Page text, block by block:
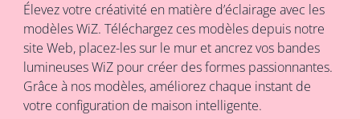
Élevez votre créativité en matière d’éclairage avec les
modèles WiZ. Téléchargez ces modèles depuis notre
site Web, placez-les sur le mur et ancrez vos bandes
lumineuses WiZ pour créer des formes passionnantes.
Grâce à nos modèles, améliorez chaque instant de
votre configuration de maison intelligente.